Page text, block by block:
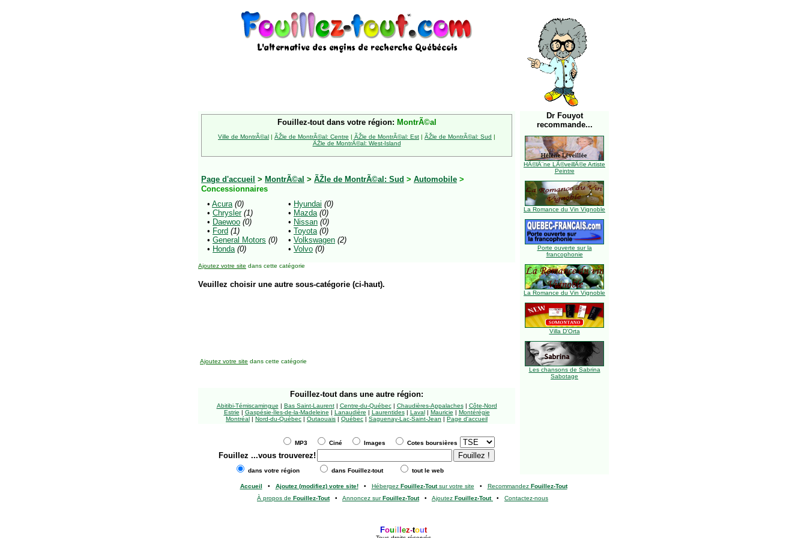
Fouillez-tout dans votre région: MontrÃ©al
Ville de MontrÃ©al | ÃŽle de MontrÃ©al: Centre | ÃŽle de MontrÃ©al: Est | ÃŽle de MontrÃ©al: Sud |
ÃŽle de MontrÃ©al: West-Island
Page d'accueil > MontrÃ©al > ÃŽle de MontrÃ©al: Sud > Automobile >
Concessionnaires
• Acura (0)
• Chrysler (1)
• Daewoo (0)
• Ford (1)
• General Motors (0)
• Honda (0)
• Hyundai (0)
• Mazda (0)
• Nissan (0)
• Toyota (0)
• Volkswagen (2)
• Volvo (0)
Ajoutez votre site dans cette catégorie
Veuillez choisir une autre sous-catégorie (ci-haut).
Dr Fouyot
recommande...
HÃ©lÃ¨ne LÃ©veillÃ©e Artiste
Peintre
La Romance du Vin Vignoble
Porte ouverte sur la
francophonie
La Romance du Vin Vignoble
Villa D'Orta
Les chansons de Sabrina
Sabotage
Ajoutez votre site dans cette catégorie
Fouillez-tout dans une autre région:
Abitibi-Témiscamingue | Bas Saint-Laurent| Centre-du-Québec| Chaudières-Appalaches| Côte-Nord
Estrie | Gaspésie-Îles-de-la-Madeleine | Lanaudière | Laurentides| Laval| Mauricie | Montérégie
Montréal | Nord-du-Québec | Outaouais | Québec | Saguenay-Lac-Saint-Jean | Page d'accueil
MP3 Ciné Images Cotes boursières
Fouillez ...vous trouverez!
dans votre région dans Fouillez-tout tout le web
Accueil • Ajoutez (modifiez) votre site!• Hébergez Fouillez-Toutsur votre site • Recommandez Fouillez-Tout
À propos de Fouillez-Tout• Annoncez surFouillez-Tout• Ajoutez Fouillez-Tout • Contactez-nous
Foui ez-tout